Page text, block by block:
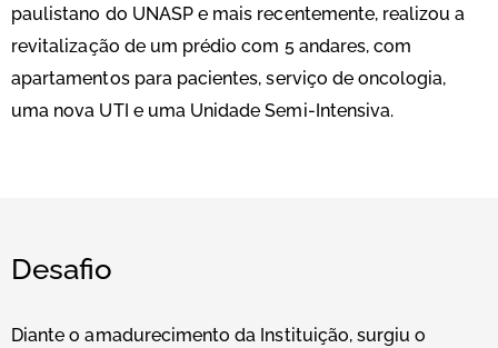
paulistano do UNASP e mais recentemente, realizou a
revitalização de um prédio com 5 andares, com
apartamentos para pacientes, serviço de oncologia,
uma nova UTI e uma Unidade Semi-Intensiva.
Desafio
Diante o amadurecimento da Instituição, surgiu o